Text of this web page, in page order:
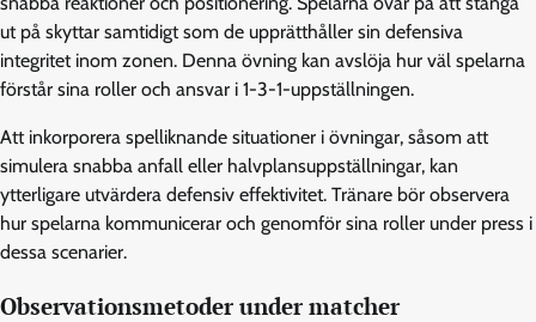
ut på skyttar samtidigt som de upprätthåller sin defensiva
integritet inom zonen. Denna övning kan avslöja hur väl spelarna
förstår sina roller och ansvar i 1-3-1-uppställningen.
Att inkorporera spelliknande situationer i övningar, såsom att
simulera snabba anfall eller halvplansuppställningar, kan
ytterligare utvärdera defensiv effektivitet. Tränare bör observera
hur spelarna kommunicerar och genomför sina roller under press i
dessa scenarier.
Observationsmetoder under matcher